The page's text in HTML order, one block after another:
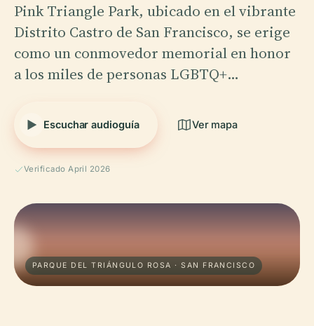
Pink Triangle Park, ubicado en el vibrante
Distrito Castro de San Francisco, se erige
como un conmovedor memorial en honor
a los miles de personas LGBTQ+…
Escuchar audioguía Ver mapa
Verificado April 2026
PARQUE DEL TRIÁNGULO ROSA · SAN FRANCISCO